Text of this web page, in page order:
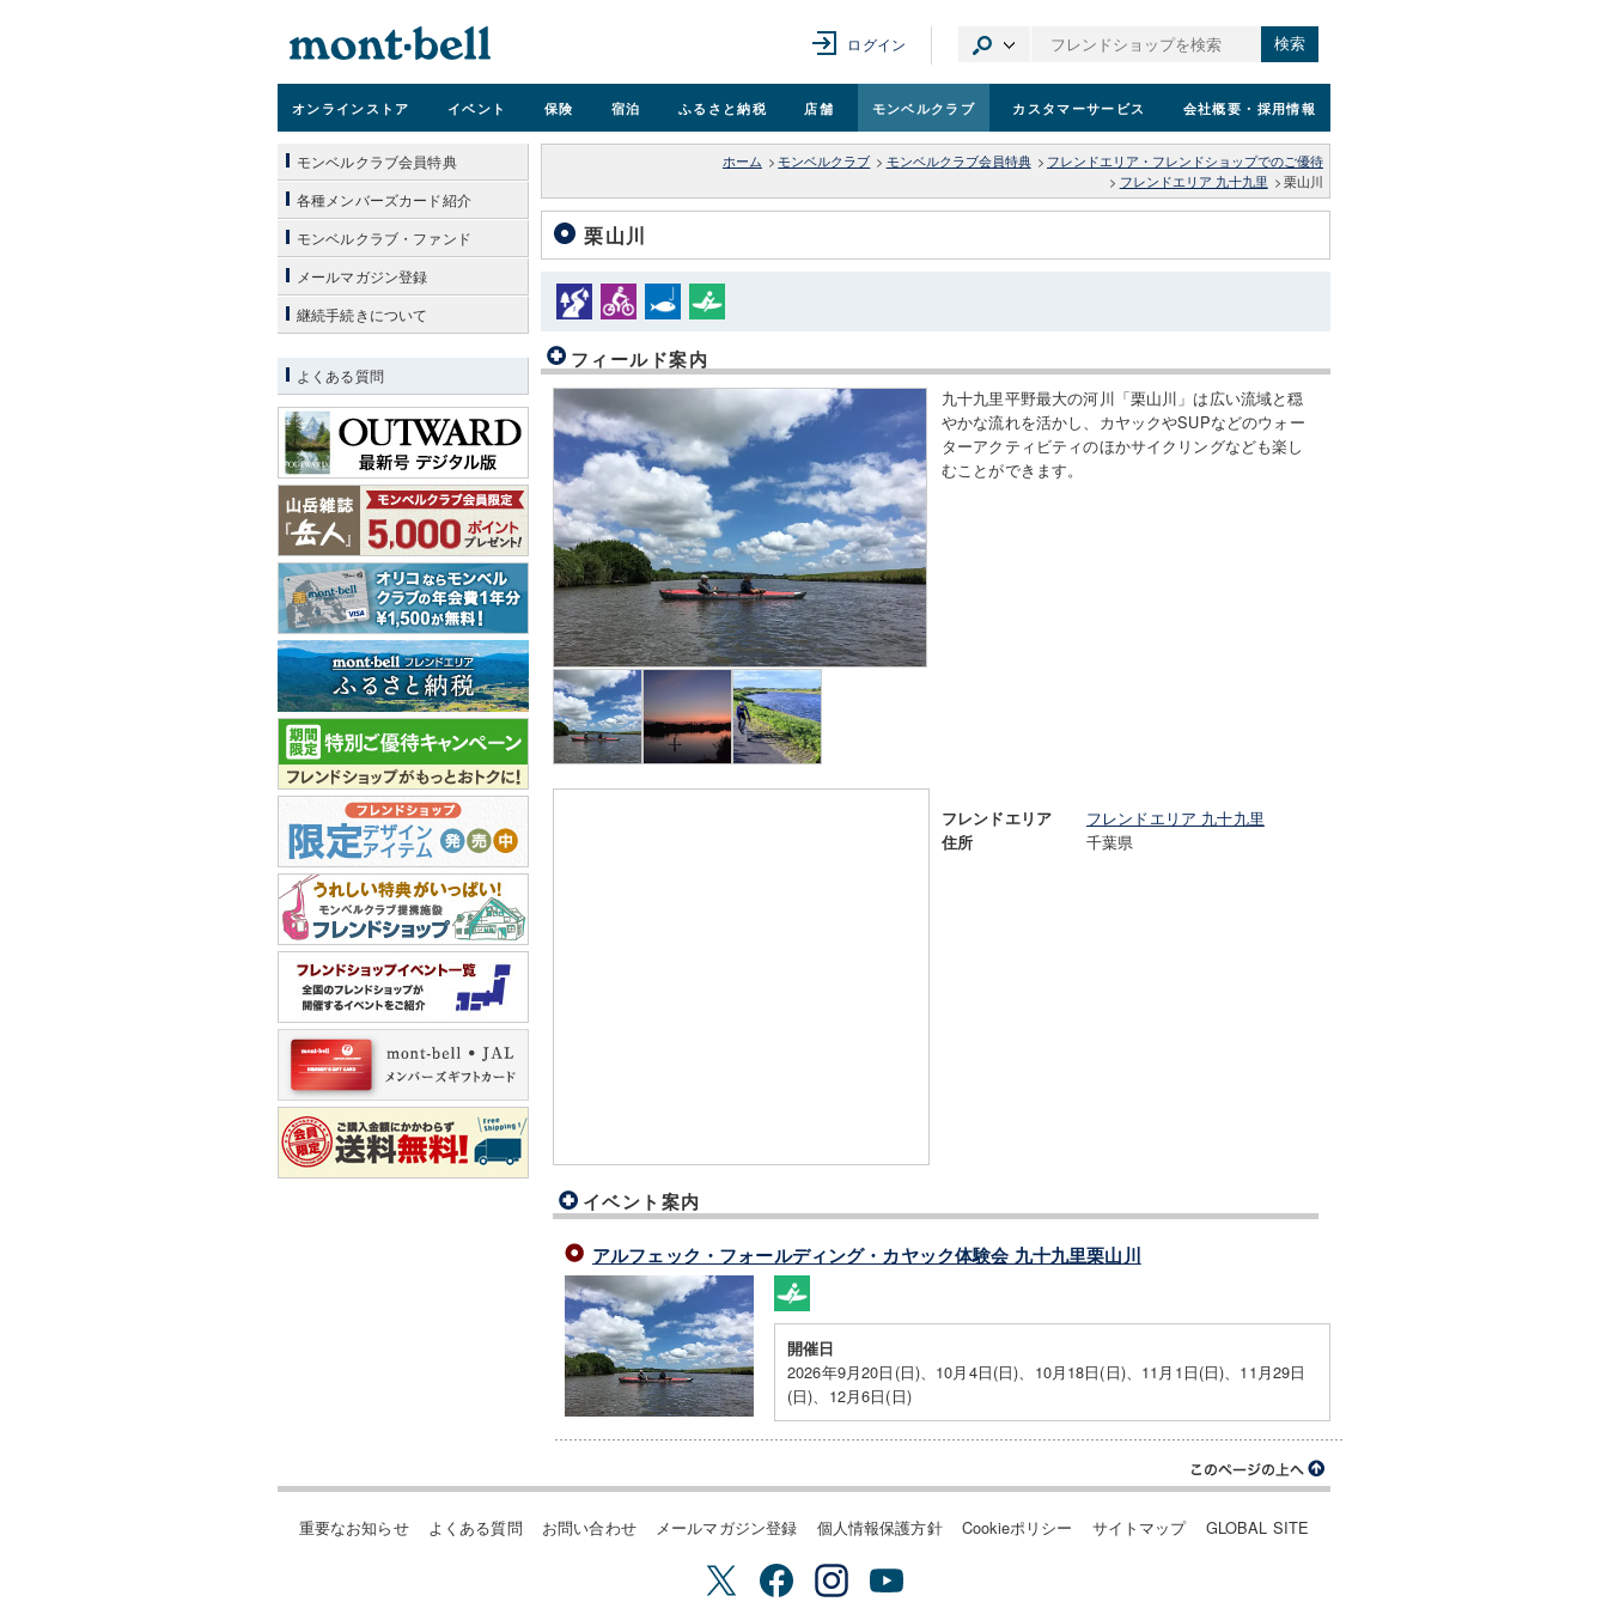
ログイン 検索
オンラインストア イベント 保険 宿泊 ふるさと納税 店舗 モンベルクラブ カスタマーサービス 会社概要 ・採用情報
ホーム > モンベルクラブ > モンベルクラブ会員特典 > フレンドエリア・フレンドショップでのご優待
> フレンドエリア 九十九里 > 栗山川
栗山川
フィールド案内
九十九里平野最大の河川「栗山川」は広い流域と穏
やかな流れを活かし、カヤックやSUPなどのウォー
ターアクティビティのほかサイクリングなども楽し
むことができます。
フレンドエリア フレンドエリア 九十九里
住所 千葉県
イベント案内
アルフェック・フォールディング・カヤック体験会 九十九里栗山川
開催日
2026年9月20日(日)、10月4日(日)、10月18日(日)、11月1日(日)、11月29日
(日)、12月6日(日)
モンベルクラブ会員特典
各種メンバーズカード紹介
モンベルクラブ・ファンド
メールマガジン登録
継続手続きについて
よくある質問
重要なお知らせ よくある質問 お問い合わせ メールマガジン登録 個人情報保護方針 Cookieポリシー サイトマップ GLOBAL SITE